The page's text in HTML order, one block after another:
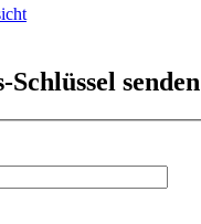
senden